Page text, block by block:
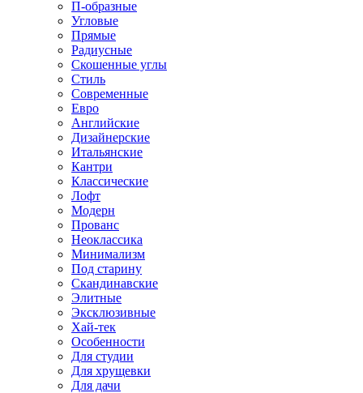
П-образные
Угловые
Прямые
Радиусные
Скошенные углы
Стиль
Современные
Евро
Английские
Дизайнерские
Итальянские
Кантри
Классические
Лофт
Модерн
Прованс
Неоклассика
Минимализм
Под старину
Скандинавские
Элитные
Эксклюзивные
Хай-тек
Особенности
Для студии
Для хрущевки
Для дачи